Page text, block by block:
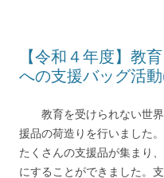
【令和４年度】教
への支援バッグ活
教育を受けられない世界
援品の荷造りを行いました
たくさんの支援品が集まり
にすることができました。